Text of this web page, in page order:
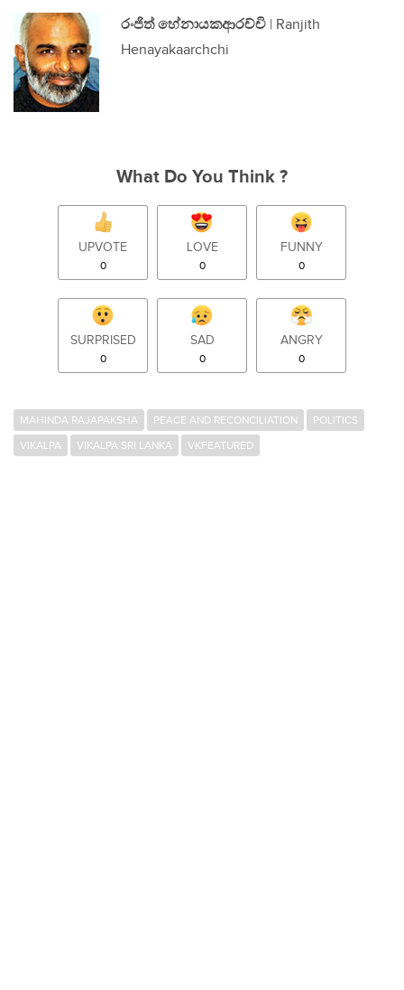
රංජිත් හේනායකආරච්චි | Ranjith
Henayakaarchchi
What Do You Think ?
UPVOTE
0
LOVE
0
FUNNY
0
SURPRISED
0
SAD
0
ANGRY
0
MAHINDA RAJAPAKSHA PEACE AND RECONCILIATION
POLITICS
VIKALPA
VIKALPA SRI LANKA VKFEATURED